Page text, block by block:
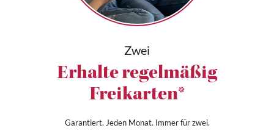
Zwei
Erhalte regelmäßig
Freikarten*
Garantiert. Jeden Monat. Immer für zwei.